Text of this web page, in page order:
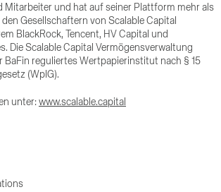
Mitarbeiter und hat auf seiner Plattform mehr als
Gesellschaftern von Scalable Capital
BlackRock, Tencent, HV Capital und
Die Scalable Capital Vermögensverwaltung
BaFin reguliertes Wertpapierinstitut nach § 15
(WpIG).
unter: www.scalable.capital